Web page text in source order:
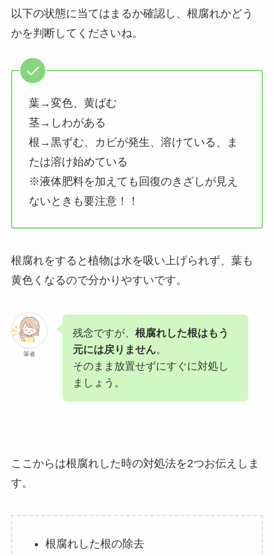
以下の状態に当てはまるか確認し、根腐れかどう
かを判断してくださいね。
葉→変色、黄ばむ
茎→しわがある
根→黒ずむ、カビが発生、溶けている、ま
たは溶け始めている
※液体肥料を加えても回復のきざしが見え
ないときも要注意！！
根腐れをすると植物は水を吸い上げられず、葉も
黄色くなるので分かりやすいです。
筆者
残念ですが、 根腐れした根はもう
元には戻りません。
そのまま放置せずにすぐに対処し
ましょう。
ここからは根腐れした時の対処法を2つお伝えしま
す。
根腐れした根の除去